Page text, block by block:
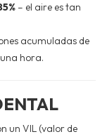
– el aire es tan
acumuladas de
hora.
un VIL (valor de